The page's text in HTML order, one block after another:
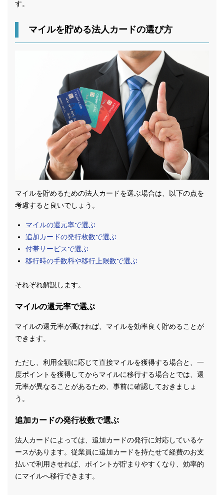
す。
マイルを貯める法人カードの選び方
マイルを貯めるための法人カードを選ぶ場合は、以下の点を
考慮すると良いでしょう。
マイルの還元率で選ぶ
追加カードの発行枚数で選ぶ
付帯サービスで選ぶ
移行時の手数料や移行上限数で選ぶ
それぞれ解説します。
マイルの還元率で選ぶ
マイルの還元率が高ければ、マイルを効率良く貯めることが
できます。
ただし、利用金額に応じて直接マイルを獲得する場合と、一
度ポイントを獲得してからマイルに移行する場合とでは、還
元率が異なることがあるため、事前に確認しておきましょ
う。
追加カードの発行枚数で選ぶ
法人カードによっては、追加カードの発行に対応しているケ
ースがあります。従業員に追加カードを持たせて経費のお支
払いで利用させれば、ポイントが貯まりやすくなり、効率的
にマイルへ移行できます。